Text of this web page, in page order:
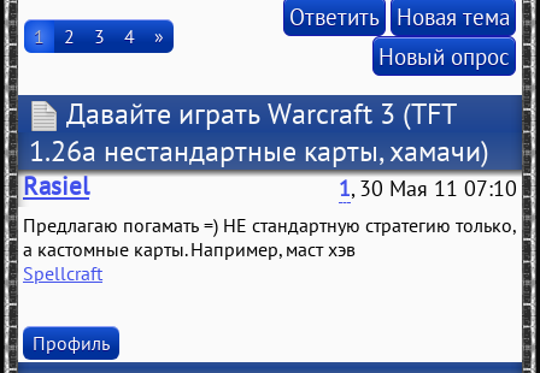
1 2 3 4 »
Ответить Новая тема
Новый опрос
Давайте играть Warcraft 3 (TFT
1.26a нестандартные карты, хамачи)
Rasiel 1, 30 Мая 11 07:10
Предлагаю погамать =) НЕ стандартную стратегию только,
а кастомные карты. Например, маст хэв
Spellcraft
Профиль